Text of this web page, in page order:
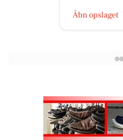
Åbn opslaget